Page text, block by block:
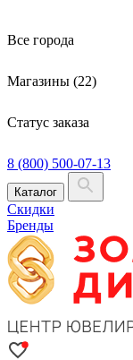
Все города
Магазины (22)
Статус заказа
8 (800) 500-07-13
Каталог
Скидки
Бренды